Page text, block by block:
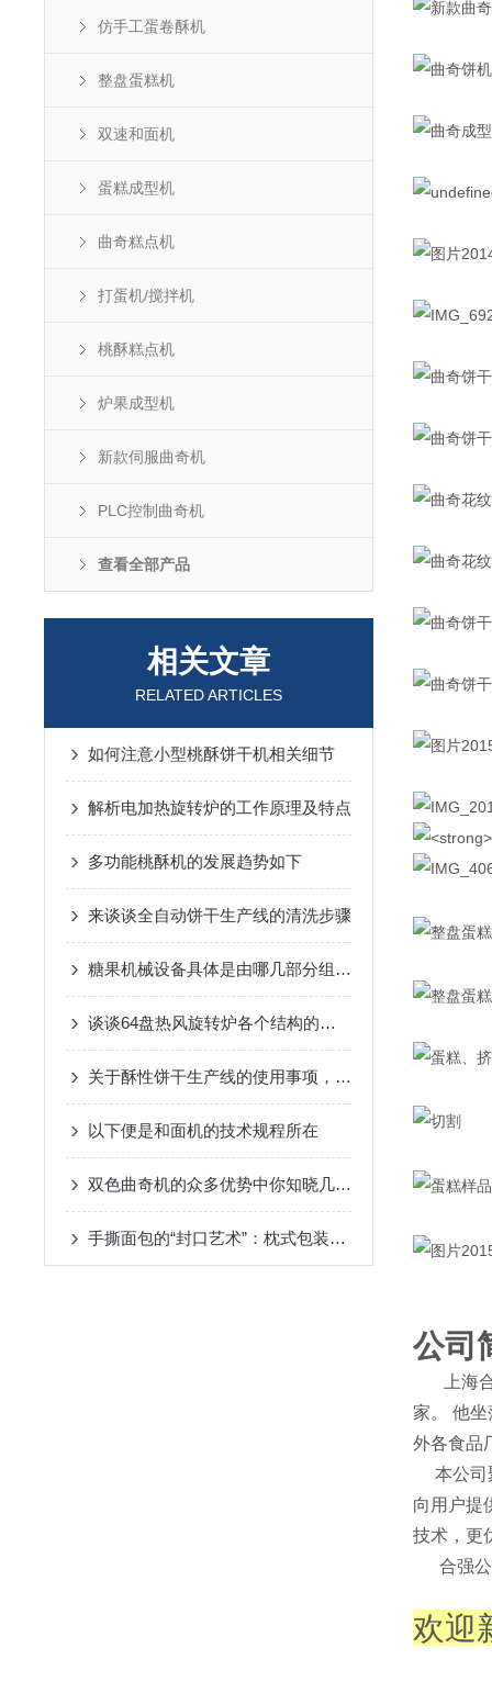
仿手工蛋卷酥机
整盘蛋糕机
双速和面机
蛋糕成型机
曲奇糕点机
打蛋机/搅拌机
桃酥糕点机
炉果成型机
新款伺服曲奇机
PLC控制曲奇机
查看全部产品
相关文章
RELATED ARTICLES
如何注意小型桃酥饼干机相关细节
解析电加热旋转炉的工作原理及特点
多功能桃酥机的发展趋势如下
来谈谈全自动饼干生产线的清洗步骤
糖果机械设备具体是由哪几部分组成的呢？
谈谈64盘热风旋转炉各个结构的特点
关于酥性饼干生产线的使用事项，你有什么建议呢？
以下便是和面机的技术规程所在
双色曲奇机的众多优势中你知晓几个呢？
手撕面包的“封口艺术”：枕式包装机如何守住烘焙单品的品质底线
公司
上海合
家。 他
外各食品
本公司
向用户提
技术，更
合强公
欢迎